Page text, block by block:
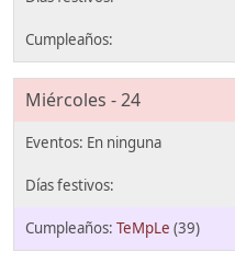
Miércoles - 24
TeMpLe (39)